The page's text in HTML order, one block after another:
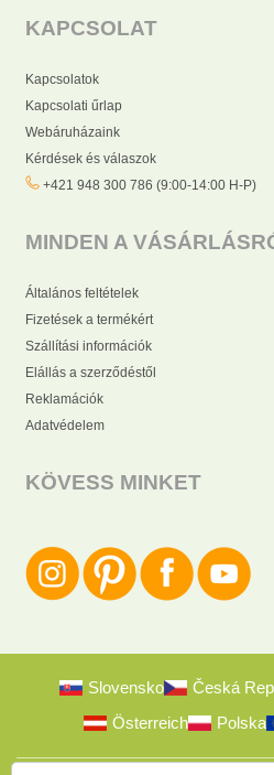
KAPCSOLAT
Kapcsolatok
Kapcsolati űrlap
Webáruházaink
Kérdések és válaszok
+421 948 300 786 (9:00-14:00 H-P)
MINDEN A
Általános feltételek
Fizetések a termékért
Szállítási információk
Elállás a szerződéstől
Reklamációk
Adatvédelem
KÖVESS MINKET
Slovensko Česká
Österreich
Polska